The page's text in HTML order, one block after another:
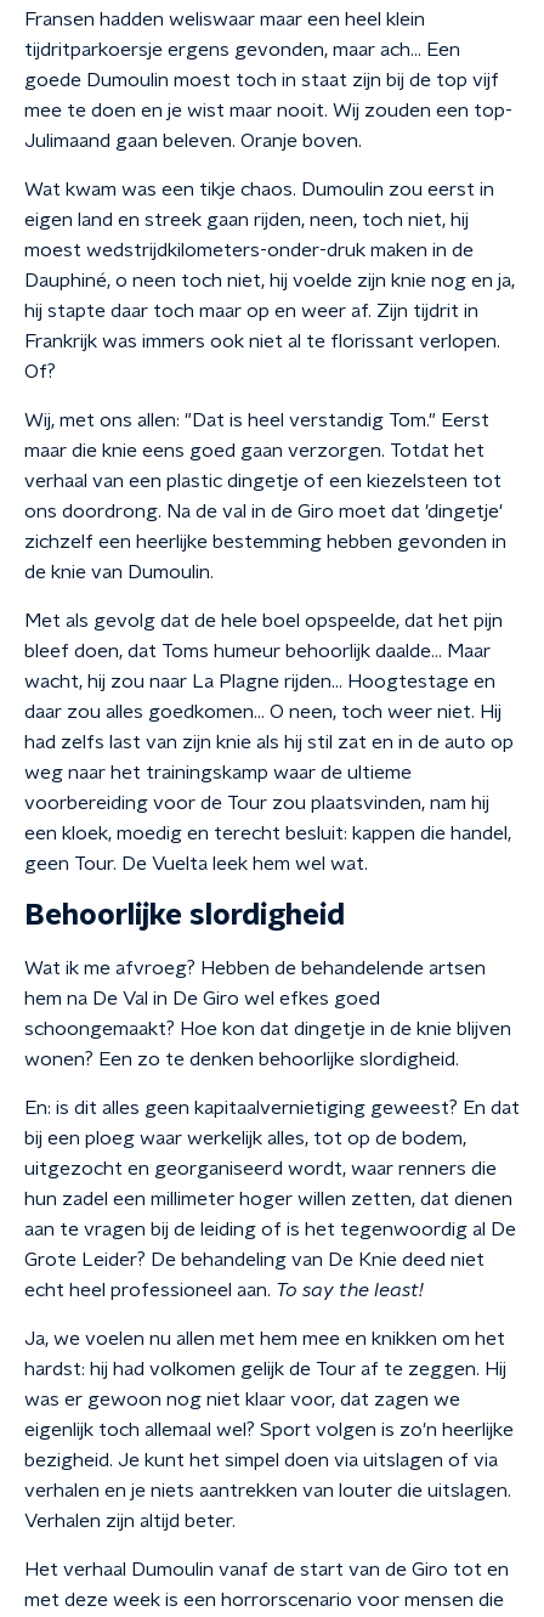
Fransen hadden weliswaar maar een heel klein
tijdritparkoersje ergens gevonden, maar ach... Een
goede Dumoulin moest toch in staat zijn bij de top vijf
mee te doen en je wist maar nooit. Wij zouden een top-
Julimaand gaan beleven. Oranje boven.
Wat kwam was een tikje chaos. Dumoulin zou eerst in
eigen land en streek gaan rijden, neen, toch niet, hij
moest wedstrijdkilometers-onder-druk maken in de
Dauphiné, o neen toch niet, hij voelde zijn knie nog en ja,
hij stapte daar toch maar op en weer af. Zijn tijdrit in
Frankrijk was immers ook niet al te florissant verlopen.
Of?
Wij, met ons allen: "Dat is heel verstandig Tom." Eerst
maar die knie eens goed gaan verzorgen. Totdat het
verhaal van een plastic dingetje of een kiezelsteen tot
ons doordrong. Na de val in de Giro moet dat 'dingetje'
zichzelf een heerlijke bestemming hebben gevonden in
de knie van Dumoulin.
Met als gevolg dat de hele boel opspeelde, dat het pijn
bleef doen, dat Toms humeur behoorlijk daalde... Maar
wacht, hij zou naar La Plagne rijden... Hoogtestage en
daar zou alles goedkomen... O neen, toch weer niet. Hij
had zelfs last van zijn knie als hij stil zat en in de auto op
weg naar het trainingskamp waar de ultieme
voorbereiding voor de Tour zou plaatsvinden, nam hij
een kloek, moedig en terecht besluit: kappen die handel,
geen Tour. De Vuelta leek hem wel wat.
Behoorlijke slordigheid
Wat ik me afvroeg? Hebben de behandelende artsen
hem na De Val in De Giro wel efkes goed
schoongemaakt? Hoe kon dat dingetje in de knie blijven
wonen? Een zo te denken behoorlijke slordigheid.
En: is dit alles geen kapitaalvernietiging geweest? En dat
bij een ploeg waar werkelijk alles, tot op de bodem,
uitgezocht en georganiseerd wordt, waar renners die
hun zadel een millimeter hoger willen zetten, dat dienen
aan te vragen bij de leiding of is het tegenwoordig al De
Grote Leider? De behandeling van De Knie deed niet
echt heel professioneel aan. To say the least!
Ja, we voelen nu allen met hem mee en knikken om het
hardst: hij had volkomen gelijk de Tour af te zeggen. Hij
was er gewoon nog niet klaar voor, dat zagen we
eigenlijk toch allemaal wel? Sport volgen is zo'n heerlijke
bezigheid. Je kunt het simpel doen via uitslagen of via
verhalen en je niets aantrekken van louter die uitslagen.
Verhalen zijn altijd beter.
Het verhaal Dumoulin vanaf de start van de Giro tot en
met deze week is een horrorscenario voor mensen die